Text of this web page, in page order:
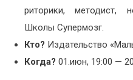
риторики, методист,
Школы Супермозг.
Кто? Издательство
Когда? 01.июн, 19:00 —